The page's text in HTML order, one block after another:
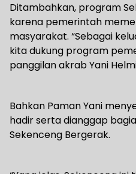
Ditambahkan, program
karena pemerintah
masyarakat. “Sebagai
kita dukung program
panggilan akrab Yani
Bahkan Paman Yani
hadir serta dianggap
Sekenceng Bergerak.